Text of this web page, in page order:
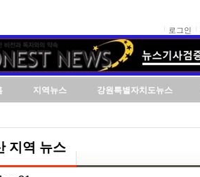
로그인
지역뉴스 강원특별자치도뉴스
지역 뉴스